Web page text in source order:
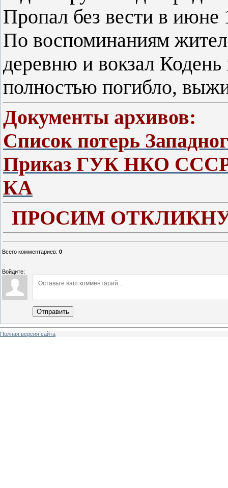
Пропал без вести в июне
По воспоминаниям
деревню и вокзал
полностью погибло,
Документы архивов:
Список потерь
Приказ ГУК НКО СССР
КА
ПРОСИМ
Всего комментариев: 0
Войдите:
Отправить
Полная версия сайта